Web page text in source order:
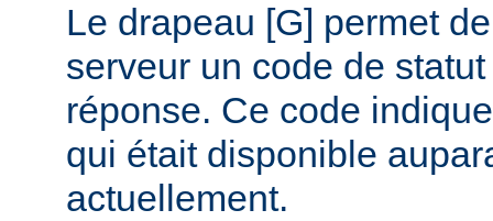
Le drapeau [G] permet
serveur un code de
réponse. Ce code
qui était disponible
actuellement.